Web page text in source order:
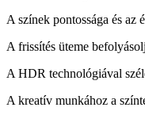
A színek pontossága és az
A frissítés üteme
A HDR technológiával
A kreatív munkához a